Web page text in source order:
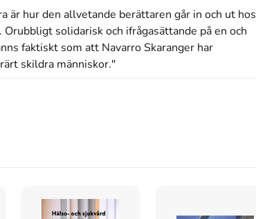
hur den allvetande berättaren går in och ut hos
solidarisk och ifrågasättande på en och
faktiskt som att Navarro Skaranger har
skildra människor."
Med skenbar enkelhet tar hon oss under
själv kan gripa in i Ems tillvaro och tala
och mycket stilfullt. En rörande, lakonisk